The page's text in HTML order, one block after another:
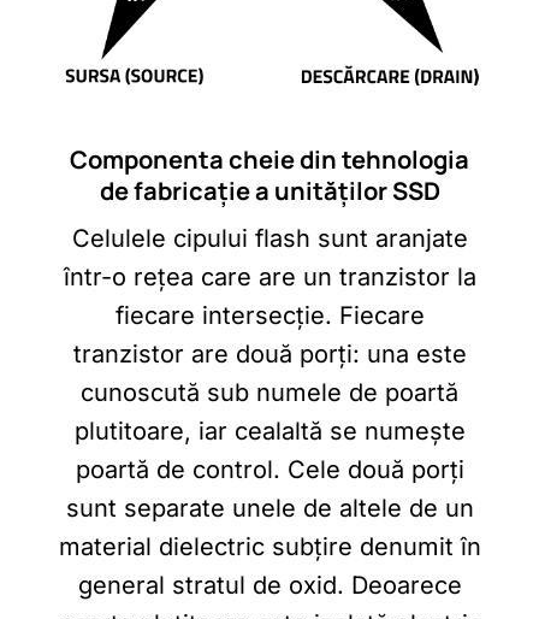
Componenta cheie din tehnologia
de fabricație a unităților SSD
Celulele cipului flash sunt aranjate
într-o rețea care are un tranzistor la
fiecare intersecție. Fiecare
tranzistor are două porți: una este
cunoscută sub numele de poartă
plutitoare, iar cealaltă se numește
poartă de control. Cele două porți
sunt separate unele de altele de un
material dielectric subțire denumit în
general stratul de oxid. Deoarece